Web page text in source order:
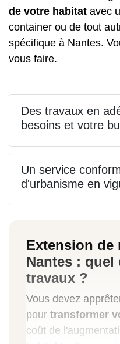
de votre habitat avec
container ou de tout
spécifique à Nantes.
vous faire.
Des travaux en
besoins et votre
Un service
d'urbanisme en
Extension de
Nantes : quel
travaux ?
Vous devez
pour transformer
coût de l'